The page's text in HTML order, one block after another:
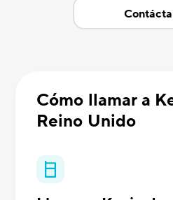
Cómo llamar a
Reino Unido